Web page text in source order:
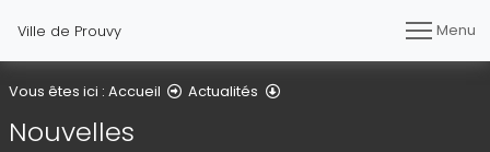
Ville de Prouvy Menu
Vous êtes ici : Accueil Actualités
Nouvelles